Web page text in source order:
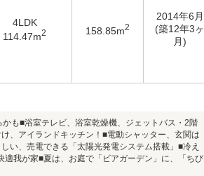
4LDK
114.47m2 158.85m2
2014年6月
(築12年3ヶ
月)
も■浴室テレビ、浴室乾燥機、ジェットバス・2階
、アイランドキッチン！■電動シャッター、玄関は
い、売電できる「太陽光発電システム搭載」■冷え
我が家■夏は、お庭で「ビアガーデン」に、「ちび